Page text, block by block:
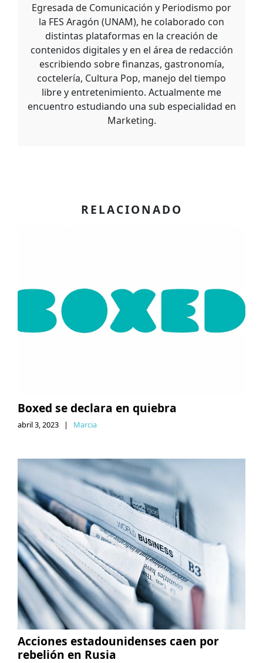
Egresada de Comunicación y Periodismo por
la FES Aragón (UNAM), he colaborado con
distintas plataformas en la creación de
contenidos digitales y en el área de redacción
escribiendo sobre finanzas, gastronomía,
coctelería, Cultura Pop, manejo del tiempo
libre y entretenimiento. Actualmente me
encuentro estudiando una sub especialidad en
Marketing.
RELACIONADO
Boxed se declara en quiebra
abril 3, 2023 | Marcia
Acciones estadounidenses caen por
rebelión en Rusia